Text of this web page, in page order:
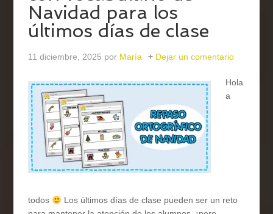
Navidad para los
últimos días de clase
11 diciembre, 2025 por María Dejar un comentario
Hola
a
todos
Los últimos días de clase pueden ser un reto